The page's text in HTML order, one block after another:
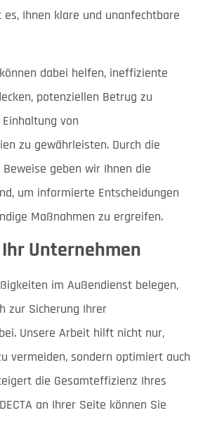
Ihnen klare und unanfechtbare
dabei helfen, ineffiziente
potenziellen Betrug zu
von
zu gewährleisten. Durch die
geben wir Ihnen die
um informierte Entscheidungen
Maßnahmen zu ergreifen.
Unternehmen
im Außendienst belegen,
zur Sicherung Ihrer
Unsere Arbeit hilft nicht nur,
vermeiden, sondern optimiert auch
die Gesamteffizienz Ihres
an Ihrer Seite können Sie